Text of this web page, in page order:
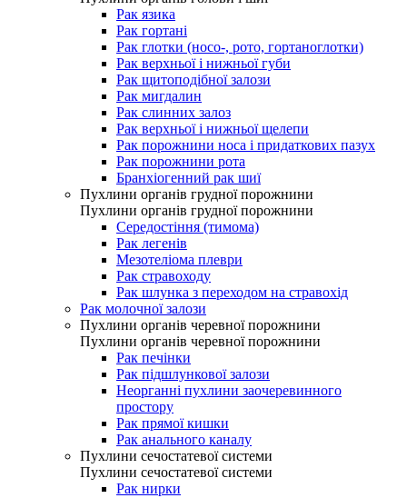
Рак язика
Рак гортані
Рак глотки (носо-, рото, гортаноглотки)
Рак верхньої і нижньої губи
Рак щитоподібної залози
Рак мигдалин
Рак слинних залоз
Рак верхньої і нижньої щелепи
Рак порожнини носа і придаткових пазух
Рак порожнини рота
Бранхіогенний рак шиї
Пухлини органів грудної порожнини
Пухлини органів грудної порожнини
Середостіння (тимома)
Рак легенів
Мезотеліома плеври
Рак стравоходу
Рак шлунка з переходом на стравохід
Рак молочної залози
Пухлини органів черевної порожнини
Пухлини органів черевної порожнини
Рак печінки
Рак підшлункової залози
Неорганні пухлини заочеревинного
простору
Рак прямої кишки
Рак анального каналу
Пухлини сечостатевої системи
Пухлини сечостатевої системи
Рак нирки